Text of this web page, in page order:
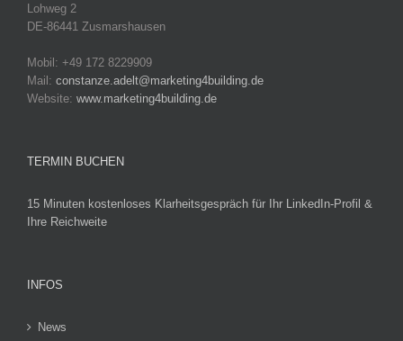
Lohweg 2
DE-86441 Zusmarshausen
Mobil: +49 172 8229909
Mail: constanze.adelt@marketing4building.de
Website: www.marketing4building.de
TERMIN BUCHEN
15 Minuten kostenloses Klarheitsgespräch für Ihr LinkedIn-Profil &
Ihre Reichweite
INFOS
News